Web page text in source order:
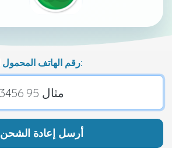
رقم الهاتف المحمول الذي تريد إعادة شحنه:
أرسل إعادة الشحن